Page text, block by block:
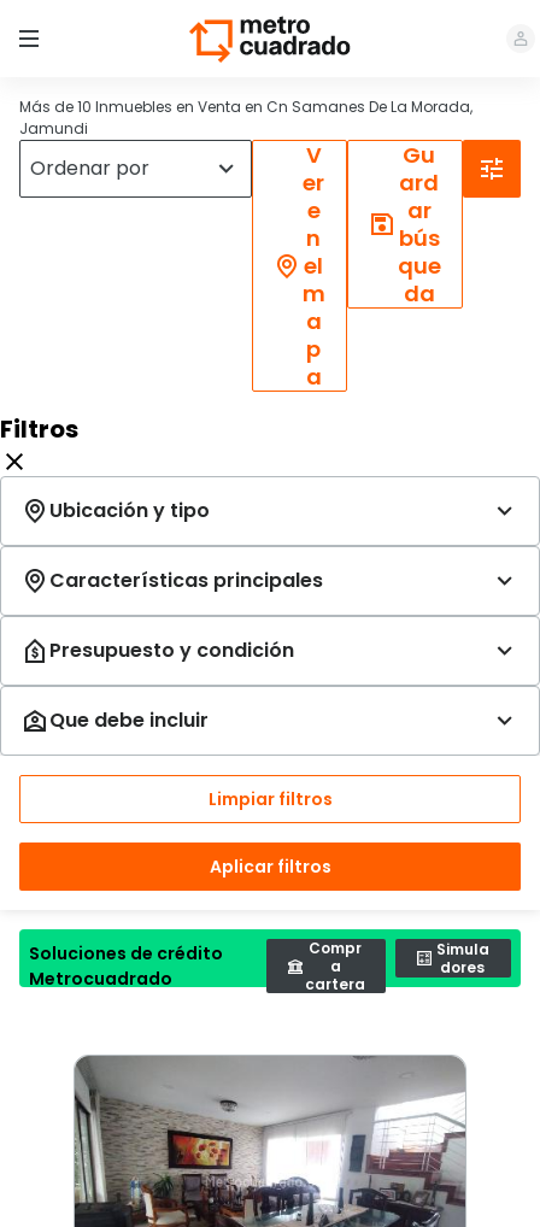
Más de 10 Inmuebles en Venta en Cn Samanes De La Morada,
Jamundi
V
er
e
n
el
m
a
p
a
Gu
ard
ar
bús
que
da
Filtros
Limpiar filtros
Aplicar filtros
Soluciones de crédito
Metrocuadrado
Compr
a
cartera
Simula
dores